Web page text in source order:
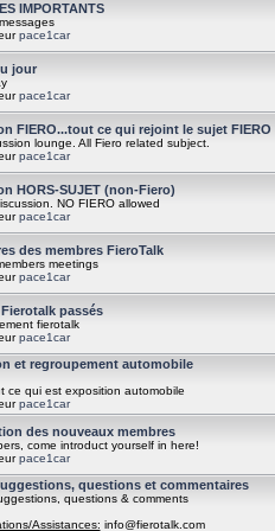
IMPORTANTS
pace1car
jour
pace1car
FIERO...tout ce qui rejoint le sujet FIERO
lounge. All Fiero related subject.
pace1car
HORS-SUJET (non-Fiero)
NO FIERO allowed
pace1car
des membres FieroTalk
meetings
pace1car
passés
fierotalk
pace1car
et regroupement automobile
ce qui est exposition automobile
pace1car
des nouveaux membres
come introduct yourself in here!
pace1car
questions et commentaires
questions & comments
Assistances: info@fierotalk.com